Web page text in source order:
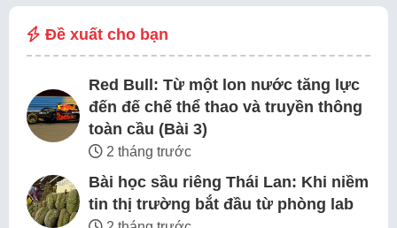
Đề xuất cho bạn
Red Bull: Từ một lon nước tăng lực
đến đế chế thể thao và truyền thông
toàn cầu (Bài 3)
2 tháng trước
Bài học sầu riêng Thái Lan: Khi niềm
tin thị trường bắt đầu từ phòng lab